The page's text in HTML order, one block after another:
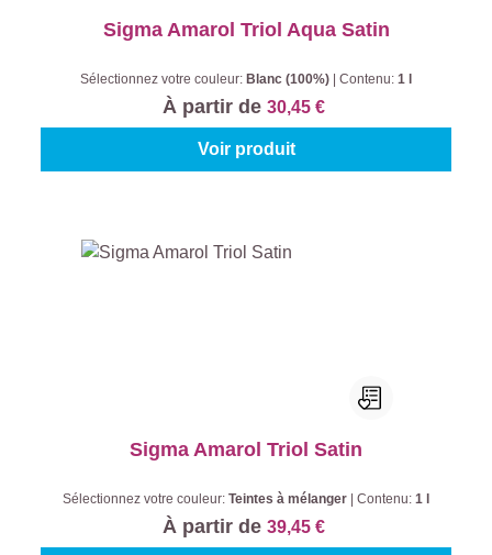
Sigma Amarol Triol Aqua Satin
Sélectionnez votre couleur: Blanc (100%) Contenu: 1 l
À partir de 30,45 €
Voir produit
Sigma Amarol Triol Satin
Sélectionnez votre couleur: Teintes à mélanger Contenu: 1 l
À partir de 39,45 €